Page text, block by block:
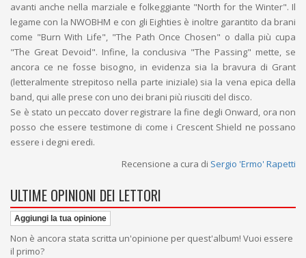
avanti anche nella marziale e folkeggiante "North for the Winter". Il
legame con la NWOBHM e con gli Eighties è inoltre garantito da brani
come "Burn With Life", "The Path Once Chosen" o dalla più cupa
"The Great Devoid". Infine, la conclusiva "The Passing" mette, se
ancora ce ne fosse bisogno, in evidenza sia la bravura di Grant
(letteralmente strepitoso nella parte iniziale) sia la vena epica della
band, qui alle prese con uno dei brani più riusciti del disco.
Se è stato un peccato dover registrare la fine degli Onward, ora non
posso che essere testimone di come i Crescent Shield ne possano
essere i degni eredi.
Recensione a cura di Sergio 'Ermo' Rapetti
ULTIME OPINIONI DEI LETTORI
Aggiungi la tua opinione
Non è ancora stata scritta un'opinione per quest'album! Vuoi essere
il primo?